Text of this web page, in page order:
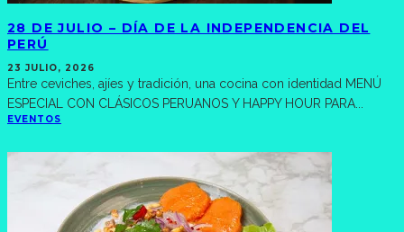
28 DE JULIO – DÍA DE LA INDEPENDENCIA DEL
PERÚ
23 JULIO, 2026
Entre ceviches, ajíes y tradición, una cocina con identidad MENÚ
ESPECIAL CON CLÁSICOS PERUANOS Y HAPPY HOUR PARA...
EVENTOS